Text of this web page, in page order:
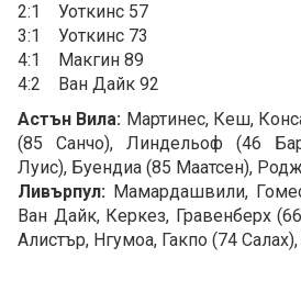
2:1 Уоткинс 57
3:1 Уоткинс 73
4:1 Макгин 89
4:2 Ван Дайк 92
Астън Вила: Мартинес, Кеш,
(85 Санчо), Линдельоф (46
Луис), Буендиа (85 Маатсен),
Ливърпул: Мамардашвили,
Ван Дайк, Керкез, Гравенберх
Алистър, Нгумоа, Гакпо (74